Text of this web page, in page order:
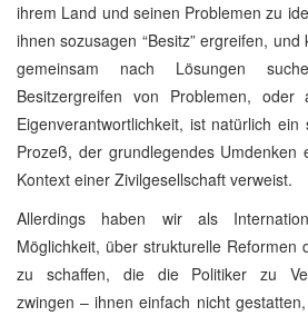
ihrem Land und seinen Problemen zu
ihnen sozusagen “Besitz” ergreifen,
gemeinsam nach Lösungen
Besitzergreifen von Problemen,
Eigenverantwortlichkeit, ist natürlich
Prozeß, der grundlegendes
Kontext einer Zivilgesellschaft verweist.
Allerdings haben wir als
Möglichkeit, über strukturelle Reformen
zu schaffen, die die Politiker zu
zwingen – ihnen einfach nicht